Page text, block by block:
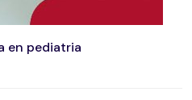
en pediatria